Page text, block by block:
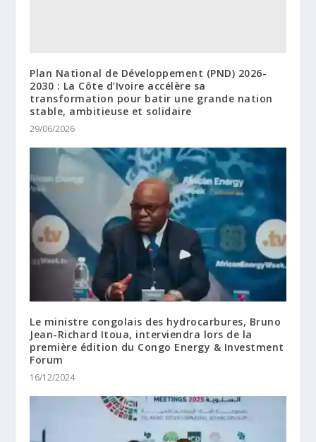
Plan National de Développement (PND) 2026-
2030 : La Côte d’Ivoire accélère sa
transformation pour batir une grande nation
stable, ambitieuse et solidaire
29/06/2026
Le ministre congolais des hydrocarbures, Bruno
Jean-Richard Itoua, interviendra lors de la
première édition du Congo Energy & Investment
Forum
16/12/2024